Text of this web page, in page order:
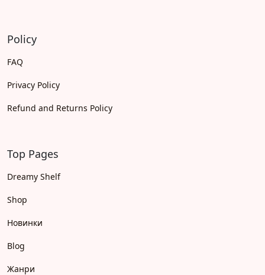
Policy
FAQ
Privacy Policy
Refund and Returns Policy
Top Pages
Dreamy Shelf
Shop
Новинки
Blog
Жанри